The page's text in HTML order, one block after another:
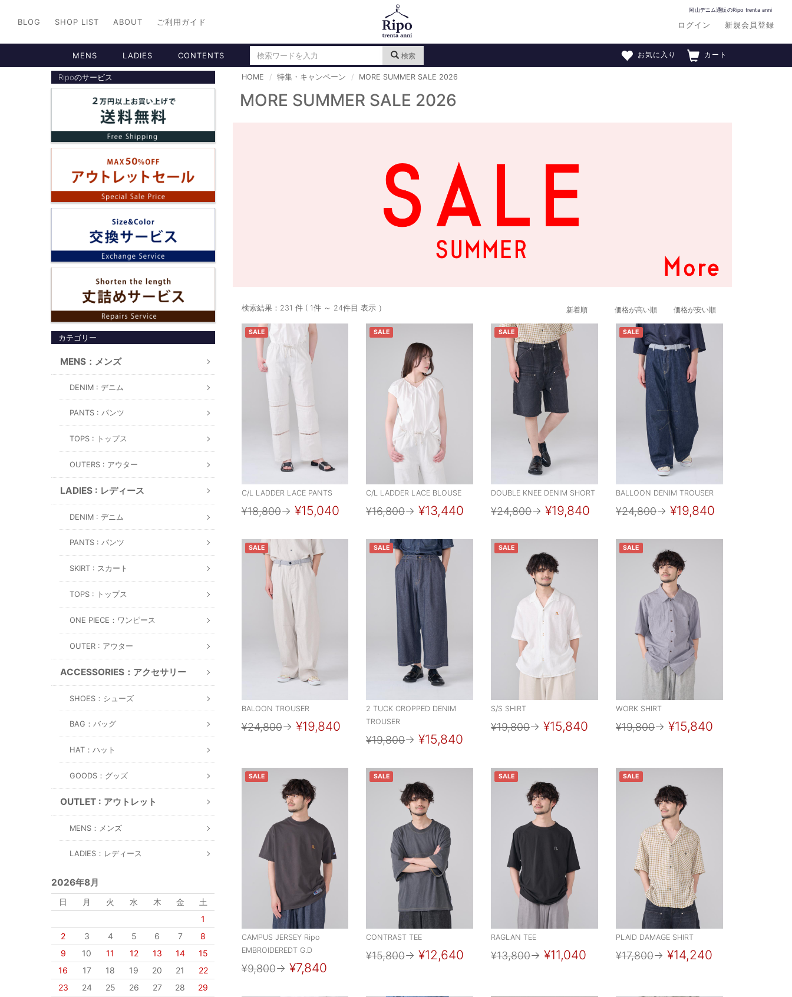
岡山デニム通販のRipo trenta anni
ログイン 新規会員登録
BLOG SHOP LIST ABOUT ご利用ガイド
MENS LADIES CONTENTS 検索 カート
お気に入り
Ripoのサービス
カテゴリー
MENS：メンズ
DENIM : デニム
PANTS : パンツ
TOPS : トップス
OUTERS : アウター
LADIES : レディース
DENIM : デニム
PANTS : パンツ
SKIRT : スカート
TOPS : トップス
ONE PIECE：ワンピース
OUTER : アウター
ACCESSORIES：アクセサリー
SHOES：シューズ
BAG：バッグ
HAT：ハット
GOODS：グッズ
OUTLET : アウトレット
MENS：メンズ
LADIES：レディース
2026年8月
日 月 火 水 木 金
土
1
2
3 4 5 6 7
8
9
10 11 12 13 14
15
16
17 18 19 20 21
22
23
24 25 26 27 28
29
HOME 特集・キャンペーン MORE SUMMER SALE 2026
MORE SUMMER SALE 2026
検索結果：231 件 ( 1件 ～ 24件目 表示 ） 新着順 価格が高い順 価格が安い順
SALE
C/L LADDER LACE PANTS
¥18,800→ ¥15,040
SALE
C/L LADDER LACE BLOUSE
¥16,800→ ¥13,440
SALE
DOUBLE KNEE DENIM SHORT
¥24,800→ ¥19,840
SALE
BALLOON DENIM TROUSER
¥24,800→ ¥19,840
SALE
BALOON TROUSER
¥24,800→ ¥19,840
SALE
2 TUCK CROPPED DENIM
TROUSER
¥19,800→ ¥15,840
SALE
S/S SHIRT
¥19,800→ ¥15,840
SALE
WORK SHIRT
¥19,800→ ¥15,840
SALE
CAMPUS JERSEY Ripo
EMBROIDEREDT G.D
¥9,800→ ¥7,840
SALE
CONTRAST TEE
¥15,800→ ¥12,640
SALE
RAGLAN TEE
¥13,800→ ¥11,040
SALE
PLAID DAMAGE SHIRT
¥17,800→ ¥14,240